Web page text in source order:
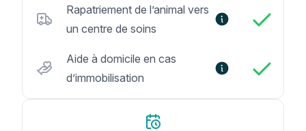
Rapatriement de l’animal vers
un centre de soins
Aide à domicile en cas
d’immobilisation